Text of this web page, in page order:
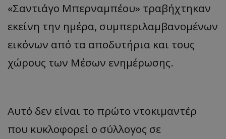
«Σαντιάγο Μπερναμπέου» τραβήχτηκαν
εκείνη την ημέρα, συμπεριλαμβανομένων
εικόνων από τα αποδυτήρια και τους
χώρους των Μέσων ενημέρωσης.
Αυτό δεν είναι το πρώτο ντοκιμαντέρ
που κυκλοφορεί ο σύλλογος σε